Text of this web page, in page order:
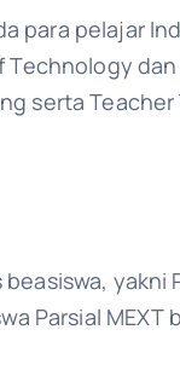
para pelajar
serta
Parsial MEXT